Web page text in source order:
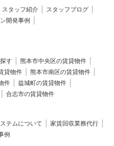
スタッフ紹介
スタッフブログ
開発事例
す
熊本市中央区の賃貸物件
貸物件
熊本市南区の賃貸物件
件
益城町の賃貸物件
合志市の賃貸物件
テムについて
家賃回収業務代行
例